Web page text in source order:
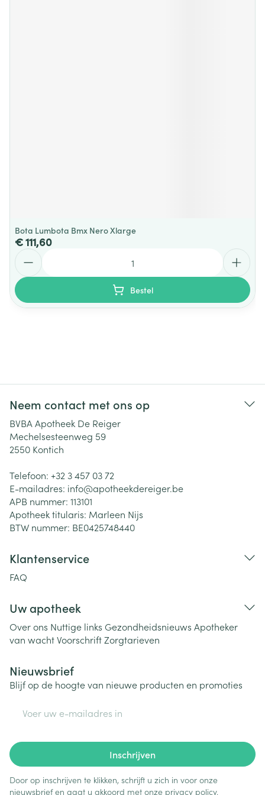
Bota Lumbota Bmx Nero Xlarge
€ 111,60
Bestel
Neem contact met ons op
BVBA Apotheek De Reiger
Mechelsesteenweg 59
2550 Kontich
Telefoon: +32 3 457 03 72
E-mailadres: info@apotheekdereiger.be
APB nummer: 113101
Apotheek titularis: Marleen Nijs
BTW nummer: BE0425748440
Klantenservice
FAQ
Uw apotheek
Over ons Nuttige links Gezondheidsnieuws Apotheker
van wachtVoorschriftZorgtarieven
Nieuwsbrief
Blijf op de hoogte van nieuwe producten en promoties
Inschrijven
Door op inschrijven te klikken, schrijft u zich in voor onze
nieuwsbrief en gaat u akkoord met onze privacy policy.